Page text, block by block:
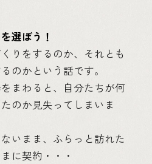
選ぼう！
りをするのか、それとも
のかという話です。
まわると、自分たちが何
のか見失ってしまいま
いまま、ふらっと訪れた
に契約・・・